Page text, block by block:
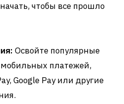
чтобы все прошло
Освойте популярные
платежей,
Google Pay или другие